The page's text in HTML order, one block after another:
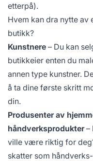
etterpå).
Hvem kan dra nytte av
butikk?
Kunstnere – Du kan
butikkeier enten du
annen type kunstner.
å ta dine første skritt
din.
Produsenter av
håndverksprodukter–
ville være riktig for
skatter som